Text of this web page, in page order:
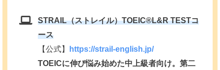
STRAIL（ストレイル）TOEIC®️L&R TESTコ
ース
【公式】
https://strail-english.jp/
TOEICに伸び悩み始めた中上級者向け。第二